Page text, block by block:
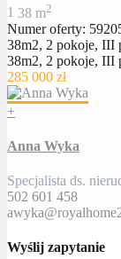
1 38 m2
Numer oferty:
38m2, 2 pokoje, III
38m2, 2 pokoje, III
285 000 zł
+
Anna Wyka
Specjalista ds.
502 601 458
Wyślij zapytanie